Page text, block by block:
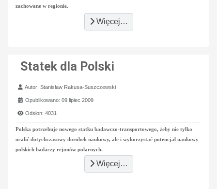
zachowane w regionie.
Więcej…
Statek dla Polski
Szczegóły
Autor:Stanisław Rakusa-Suszczewski
Opublikowano: 09 lipiec 2009
Odsłon: 4031
Polska potrzebuje nowego statku badawczo-transportowego, żeby nie tylko
ocalić dotychczasowy dorobek naukowy, ale i wykorzystać potencjał naukowy
polskich badaczy rejonów polarnych.
Więcej…